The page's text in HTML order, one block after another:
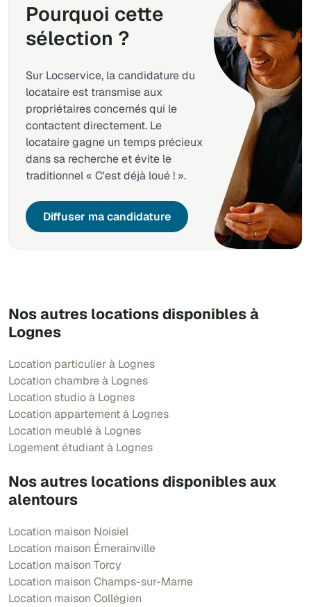
Pourquoi cette
sélection ?
Sur Locservice, la candidature du
locataire est transmise aux
propriétaires concernés qui le
contactent directement. Le
locataire gagne un temps précieux
dans sa recherche et évite le
traditionnel « C'est déjà loué ! ».
Diffuser ma candidature
Nos autres locations disponibles à
Lognes
Location particulier à Lognes
Location chambre à Lognes
Location studio à Lognes
Location appartement à Lognes
Location meublé à Lognes
Logement étudiant à Lognes
Nos autres locations disponibles aux
alentours
Location maison Noisiel
Location maison Émerainville
Location maison Torcy
Location maison Champs-sur-Marne
Location maison Collégien